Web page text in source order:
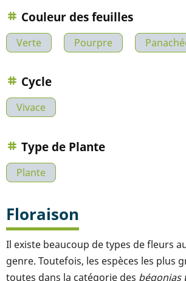
Couleur des feuilles
Verte Pourpre
Cycle
Vivace
Type de Plante
Plante
Floraison
Il existe beaucoup de types de fleurs
genre. Toutefois, les espèces les plus
toutes dans la catégorie des bégonias